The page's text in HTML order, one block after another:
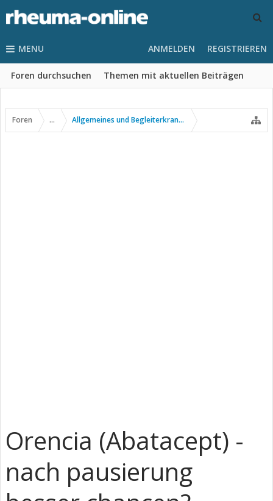
MENU
Foren durchsuchen Themen mit aktuellen Beiträgen
ANMELDEN REGISTRIEREN
Foren ... Allgemeines und Begleiterkrankungen
Orencia (Abatacept) -
nach pausierung